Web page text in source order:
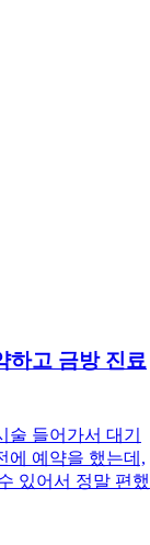
하고 금방 진료
들어가서 대기
에 예약을 했는데,
있어서 정말 편했